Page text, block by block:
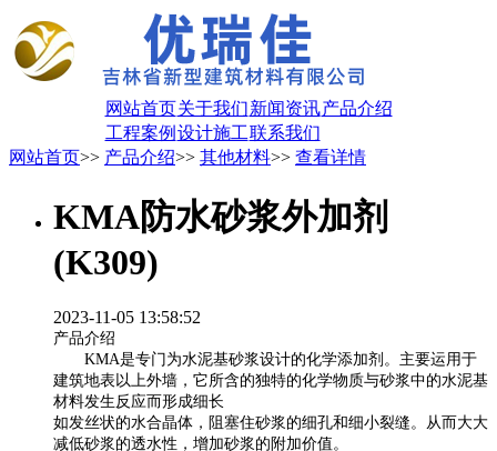
网站首页关于我们新闻资讯产品介绍
工程案例 设计施工联系我们
网站首页>> 产品介绍>> 其他材料>> 查看详情
KMA防水砂浆外加剂
(K309)
2023-11-05 13:58:52
产品介绍
KMA是专门为水泥基砂浆设计的化学添加剂。主要运用于
建筑地表以上外墙，它所含的独特的化学物质与砂浆中的水泥基
材料发生反应而形成细长
如发丝状的水合晶体，阻塞住砂浆的细孔和细小裂缝。从而大大
减低砂浆的透水性，增加砂浆的附加价值。